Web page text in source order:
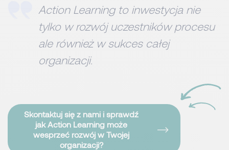
Action Learning to inwestycja nie
tylko w rozwój uczestników procesu
ale również w sukces całej
organizacji.
Skontaktuj się z nami i sprawdź
jak Action Learning może
wesprzeć rozwój w Twojej
organizacji?